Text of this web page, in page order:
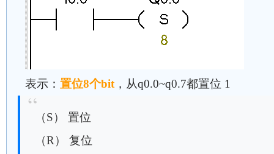
表示： 置位8个bit ，从q0.0~q0.7都置位 1
（S） 置位
（R） 复位